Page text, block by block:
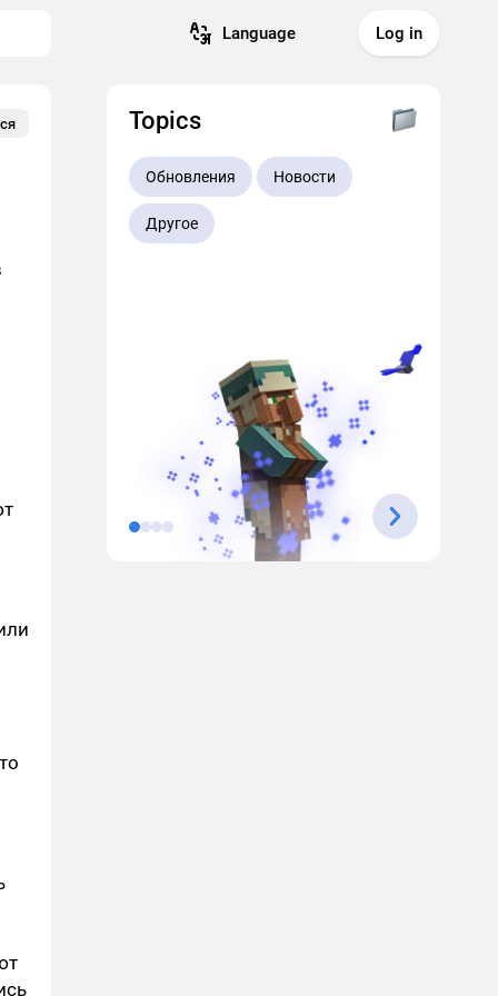
Language Log in
Topics
Обновления Новости
Другое